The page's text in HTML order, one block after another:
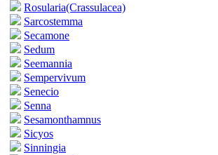
Rosularia(Crassulacea)
Sarcostemma
Secamone
Sedum
Seemannia
Sempervivum
Senecio
Senna
Sesamonthamnus
Sicyos
Sinningia